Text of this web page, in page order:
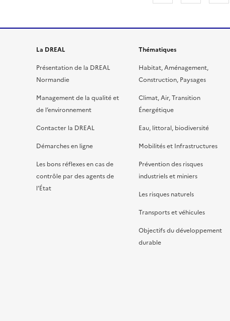
La DREAL
Présentation de la DREAL
Normandie
Management de la qualité et
de l’environnement
Contacter la DREAL
Démarches en ligne
Les bons réflexes en cas de
contrôle par des agents de
l’État
Thématiques
Habitat, Aménagement,
Construction, Paysages
Climat, Air, Transition
Énergétique
Eau, littoral, biodiversité
Mobilités et Infrastructures
Prévention des risques
industriels et miniers
Les risques naturels
Transports et véhicules
Objectifs du développement
durable